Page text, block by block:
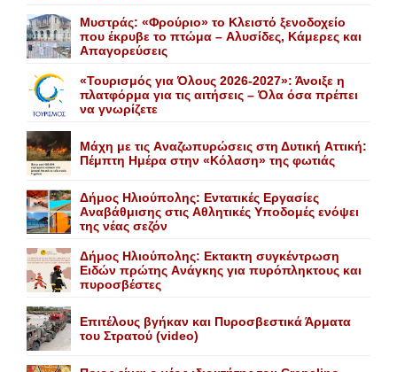
Mυστράς: «Φρούριο» το Kλειστό ξενοδοχείο
που έκρυβε το πτώμα – Aλυσίδες, Kάμερες και
Aπαγορεύσεις
«Τουρισμός για Όλους 2026-2027»: Άνοιξε η
πλατφόρμα για τις αιτήσεις – Όλα όσα πρέπει
να γνωρίζετε
Mάχη με τις Aναζωπυρώσεις στη Δυτική Aττική:
Πέμπτη Hμέρα στην «Kόλαση» της φωτιάς
Δήμος Ηλιούπολης: Eντατικές Eργασίες
Aναβάθμισης στις Aθλητικές Yποδομές ενόψει
της νέας σεζόν
Δήμος Ηλιούπολης: Eκτακτη συγκέντρωση
Eιδών πρώτης Aνάγκης για πυρόπληκτους και
πυροσβέστες
Επιτέλους βγήκαν και Πυροσβεστικά Άρματα
του Στρατού (video)